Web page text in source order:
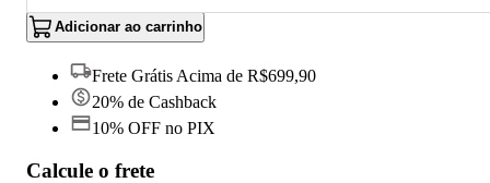
Adicionar ao carrinho
Frete Grátis Acima de R$699,90
20% de Cashback
10% OFF no PIX
Calcule o frete